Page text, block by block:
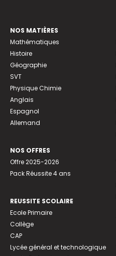
NOS MATIÈRES
Mathématiques
Histoire
Géographie
SVT
Physique Chimie
Anglais
Espagnol
Allemand
NOS OFFRES
Offre 2025-2026
Pack Réussite 4 ans
REUSSITE SCOLAIRE
Ecole Primaire
Collège
CAP
Lycée général et technologique